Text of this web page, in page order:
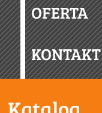
OFERTA
KONTAKT